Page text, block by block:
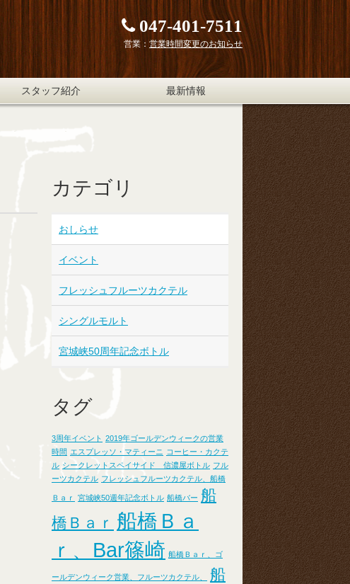
047-401-7511
営業： 営業時間変更のお知らせ
スタッフ紹介 最新情報
カテゴリ
おしらせ
イベント
フレッシュフルーツカクテル
シングルモルト
宮城峡50周年記念ボトル
タグ
3周年イベント 2019年ゴールデンウィークの営業
時間 エスプレッソ・マティーニ
コーヒー・カクテ
ル シークレットスペイサイド 信濃屋ボトル フル
ーツカクテル フレッシュフルーツカクテル、船橋
Ｂａｒ 宮城峡50週年記念ボトル 船橋バー 船
橋Ｂａｒ 船橋Ｂａ
ｒ、Bar篠崎 船橋Ｂａｒ、ゴ
ールデンウィーク営業、フルーツカクテル、
船